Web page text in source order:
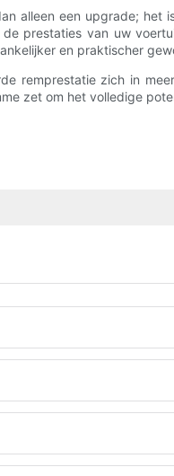
alleen een upgrade;
prestaties van uw
en praktischer
remprestatie zich in
zet om het volledige